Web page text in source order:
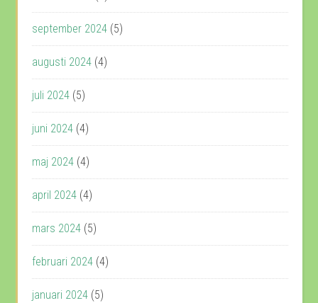
september 2024 (5)
augusti 2024 (4)
juli 2024 (5)
juni 2024 (4)
maj 2024 (4)
april 2024 (4)
mars 2024 (5)
februari 2024 (4)
januari 2024 (5)